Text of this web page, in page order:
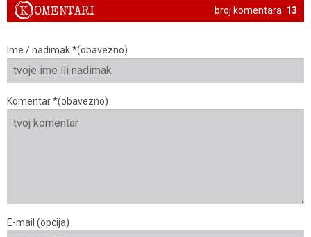
broj komentara: 13
KOMENTARI
Ime / nadimak *(obavezno)
Komentar *(obavezno)
E-mail (opcija)